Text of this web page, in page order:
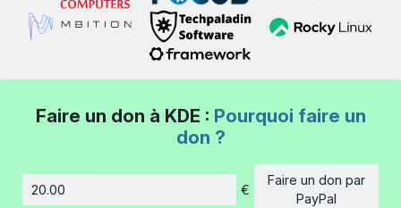
Faire un don à KDE : Pourquoi faire un
don ?
Montant
€
Faire un don par
PayPal